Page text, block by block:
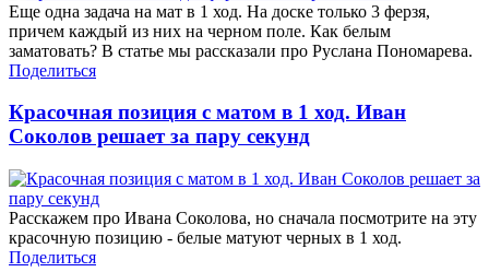
Еще одна задача на мат в 1 ход. На доске только 3 ферзя,
причем каждый из них на черном поле. Как белым
заматовать? В статье мы рассказали про Руслана Пономарева.
Поделиться
Красочная позиция с матом в 1 ход. Иван
Соколов решает за пару секунд
Расскажем про Ивана Соколова, но сначала посмотрите на эту
красочную позицию - белые матуют черных в 1 ход.
Поделиться